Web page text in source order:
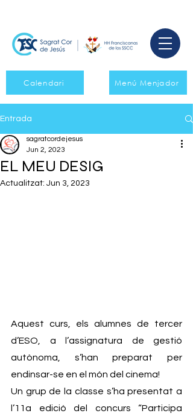
Calendari Menú Menjador
Entrada
EL MEU DESIG
sagratcordejesus
Jun 2, 2023
Actualitzat: Jun 3, 2023
Aquest curs, els alumnes de tercer
d’ESO, a l’assignatura de gestió
autònoma, s’han preparat per
endinsar-se en el món del cinema!
Un grup de la classe s’ha presentat a
l’11a edició del concurs “Participa